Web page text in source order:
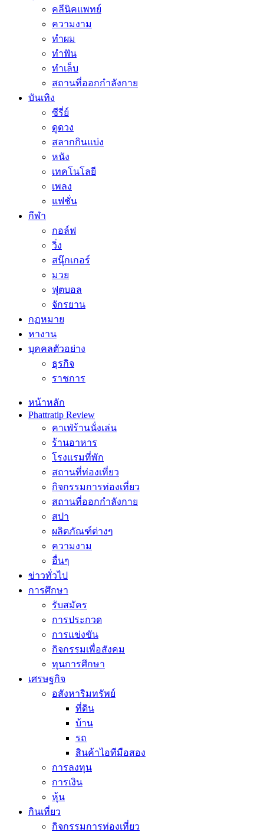
คลีนิคแพทย์
ความงาม
ทำผม
ทำฟัน
ทำเล็บ
สถานที่ออกกำลังกาย
บันเทิง
ซีรี่ย์
ดูดวง
สลากกินแบ่ง
หนัง
เทคโนโลยี
เพลง
แฟชั่น
กีฬา
กอล์ฟ
วิ่ง
สนุ๊กเกอร์
มวย
ฟุตบอล
จักรยาน
กฏหมาย
หางาน
บุคคลตัวอย่าง
ธุรกิจ
ราชการ
หน้าหลัก
Phattratip Review
คาเฟ่ร้านนั่งเล่น
ร้านอาหาร
โรงแรมที่พัก
สถานที่ท่องเที่ยว
กิจกรรมการท่องเที่ยว
สถานที่ออกกำลังกาย
สปา
ผลิตภัณฑ์ต่างๆ
ความงาม
อื่นๆ
ข่าวทั่วไป
การศึกษา
รับสมัคร
การประกวด
การแข่งขัน
กิจกรรมเพื่อสังคม
ทุนการศึกษา
เศรษฐกิจ
อสังหาริมทรัพย์
ที่ดิน
บ้าน
รถ
สินค้าไอทีมือสอง
การลงทุน
การเงิน
หุ้น
กินเที่ยว
กิจกรรมการท่องเที่ยว